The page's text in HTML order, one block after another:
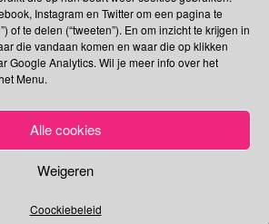
Instagram en Twitter om een pagina te
of te delen (“tweeten”). En om inzicht te krijgen in
die vandaan komen en waar die op klikken
Google Analytics. Wil je meer info over het
Menu.
Alle cookies
Weigeren
Coockiebeleid
,Diana Frances Spencer
Dag van de Walvishaai |